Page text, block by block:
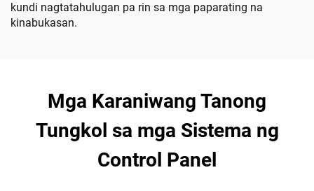
kundi nagtatahulugan pa rin sa mga paparating na
kinabukasan.
Mga Karaniwang Tanong
Tungkol sa mga Sistema ng
Control Panel